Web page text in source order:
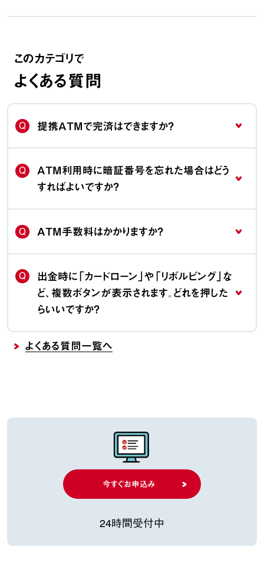
このカテゴリで
よくある質問
Q 提携ATMで完済はできますか？
Q
ATM利用時に暗証番号を忘れた場合はどう
すればよいですか？
Q ATM手数料はかかりますか？
Q
出金時に「カードローン」や「リボルビング」な
ど、複数ボタンが表示されます。どれを押した
らいいですか？
よくある質問一覧へ
今すぐお申込み
24時間受付中